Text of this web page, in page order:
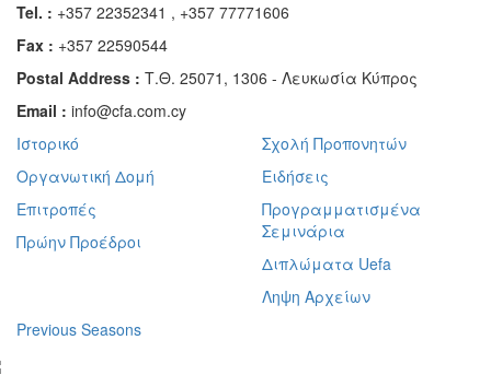
Tel. : +357 22352341 , +357 77771606
Fax : +357 22590544
Postal Address : Τ.Θ. 25071, 1306 - Λευκωσία Κύπρος
Email : info@cfa.com.cy
Ιστορικό
Οργανωτική Δομή
Επιτροπές
Πρώην Προέδροι
Σχολή Προπονητών
Ειδήσεις
Προγραμματισμένα
Σεμινάρια
Διπλώματα Uefa
Ληψη Αρχείων
Previous Seasons